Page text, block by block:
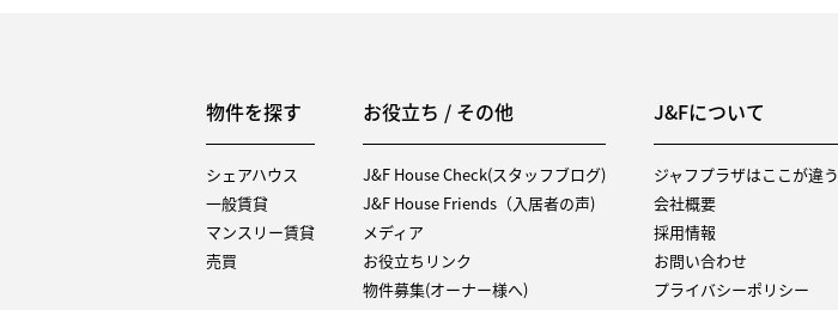
物件を探す
シェアハウス
一般賃貸
マンスリー賃貸
売買
お役立ち / その他
J&F House Check(スタッフブログ)
J&F House Friends（入居者の声)
メディア
お役立ちリンク
物件募集(オーナー様へ)
J&Fについて
ジャフプラザはここが違う
会社概要
採用情報
お問い合わせ
プライバシーポリシー